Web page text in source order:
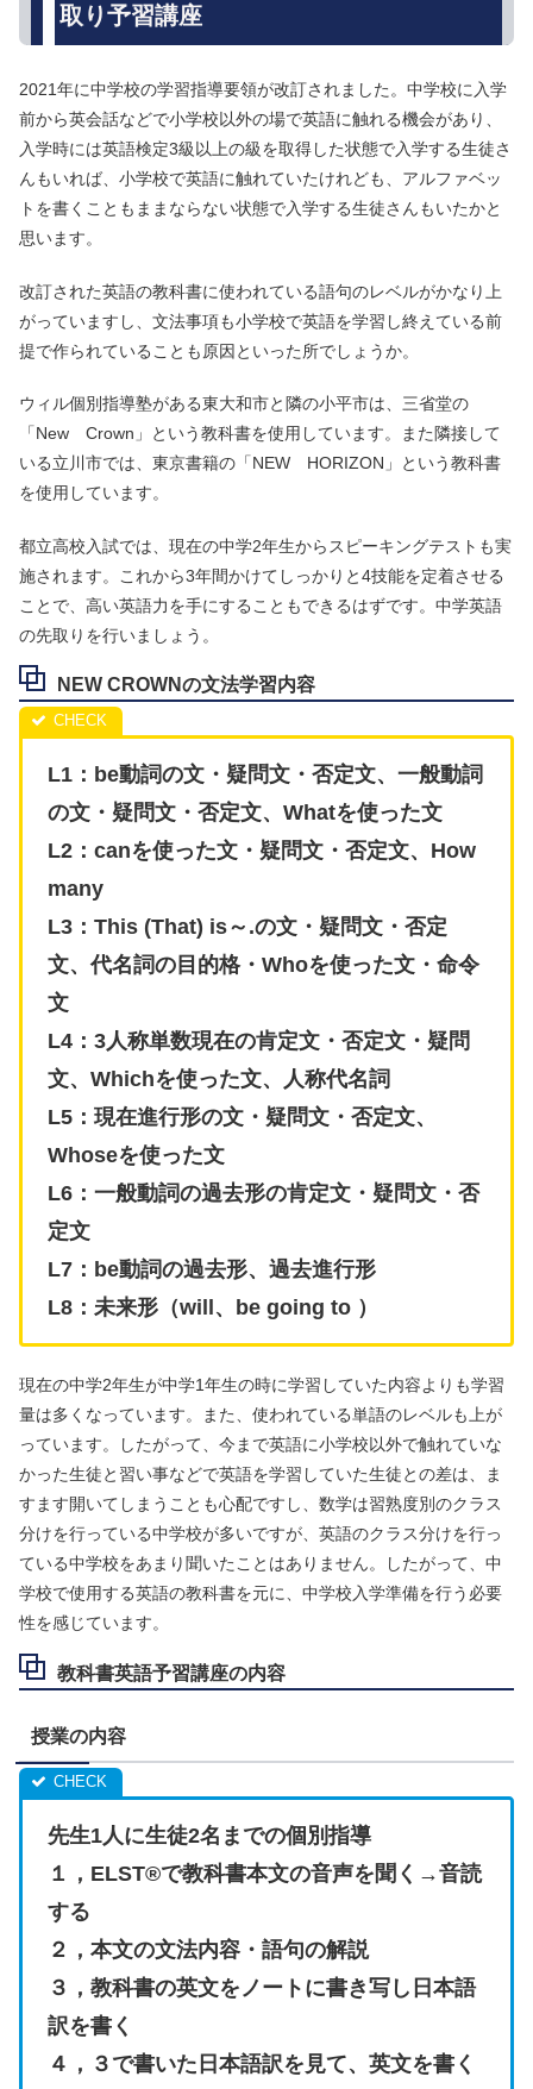
取り予習講座
2021年に中学校の学習指導要領が改訂されました。中学校に入学
前から英会話などで小学校以外の場で英語に触れる機会があり、
入学時には英語検定3級以上の級を取得した状態で入学する生徒さ
んもいれば、小学校で英語に触れていたけれども、アルファベッ
トを書くこともままならない状態で入学する生徒さんもいたかと
思います。
改訂された英語の教科書に使われている語句のレベルがかなり上
がっていますし、文法事項も小学校で英語を学習し終えている前
提で作られていることも原因といった所でしょうか。
ウィル個別指導塾がある東大和市と隣の小平市は、三省堂の
「New Crown」という教科書を使用しています。また隣接して
いる立川市では、東京書籍の「NEW HORIZON」という教科書
を使用しています。
都立高校入試では、現在の中学2年生からスピーキングテストも実
施されます。これから3年間かけてしっかりと4技能を定着させる
ことで、高い英語力を手にすることもできるはずです。中学英語
の先取りを行いましょう。
NEW CROWNの文法学習内容
L1：be動詞の文・疑問文・否定文、一般動詞
の文・疑問文・否定文、Whatを使った文
L2：canを使った文・疑問文・否定文、How
many
L3：This (That) is～.の文・疑問文・否定
文、代名詞の目的格・Whoを使った文・命令
文
L4：3人称単数現在の肯定文・否定文・疑問
文、Whichを使った文、人称代名詞
L5：現在進行形の文・疑問文・否定文、
Whoseを使った文
L6：一般動詞の過去形の肯定文・疑問文・否
定文
L7：be動詞の過去形、過去進行形
L8：未来形（will、be going to ）
現在の中学2年生が中学1年生の時に学習していた内容よりも学習
量は多くなっています。また、使われている単語のレベルも上が
っています。したがって、今まで英語に小学校以外で触れていな
かった生徒と習い事などで英語を学習していた生徒との差は、ま
すます開いてしまうことも心配ですし、数学は習熟度別のクラス
分けを行っている中学校が多いですが、英語のクラス分けを行っ
ている中学校をあまり聞いたことはありません。したがって、中
学校で使用する英語の教科書を元に、中学校入学準備を行う必要
性を感じています。
教科書英語予習講座の内容
授業の内容
先生1人に生徒2名までの個別指導
１，ELST®で教科書本文の音声を聞く→音読
する
２，本文の文法内容・語句の解説
３，教科書の英文をノートに書き写し日本語
訳を書く
４，３で書いた日本語訳を見て、英文を書く